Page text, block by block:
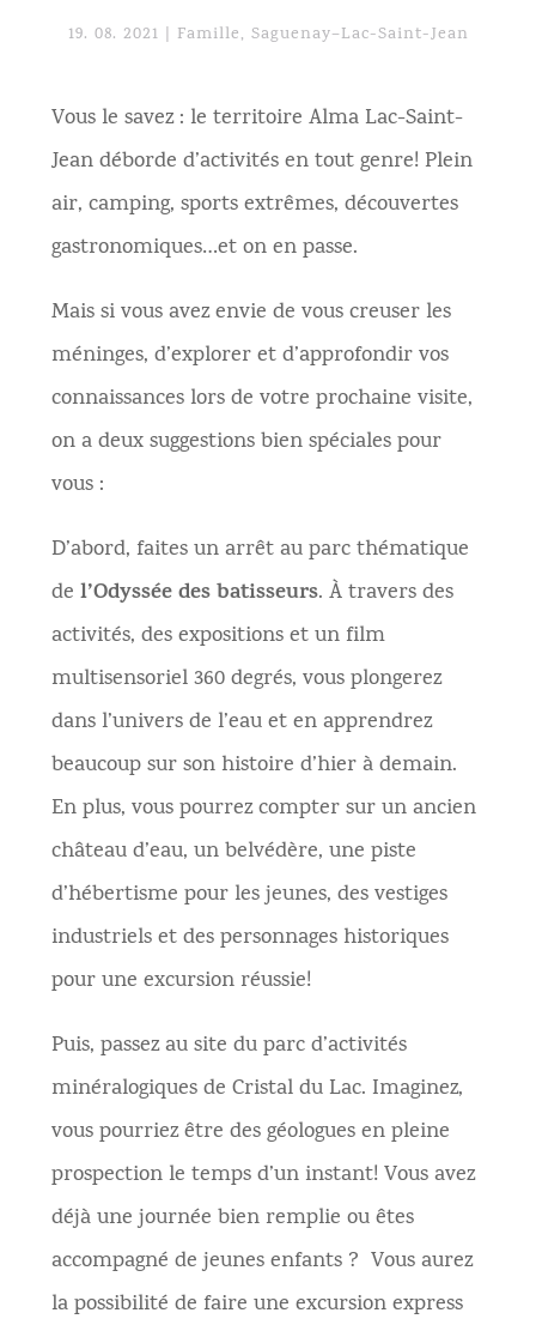
19. 08. 2021 Famille, Saguenay–Lac-Saint-Jean
Vous le savez : le territoire Alma Lac-Saint-
Jean déborde d’activités en tout genre! Plein
air, camping, sports extrêmes, découvertes
gastronomiques…et on en passe.
Mais si vous avez envie de vous creuser les
méninges, d’explorer et d’approfondir vos
connaissances lors de votre prochaine visite,
on a deux suggestions bien spéciales pour
vous :
D’abord, faites un arrêt au parc thématique
de l’Odyssée des batisseurs. À travers des
activités, des expositions et un film
multisensoriel 360 degrés, vous plongerez
dans l’univers de l’eau et en apprendrez
beaucoup sur son histoire d’hier à demain.
En plus, vous pourrez compter sur un ancien
château d’eau, un belvédère, une piste
d’hébertisme pour les jeunes, des vestiges
industriels et des personnages historiques
pour une excursion réussie!
Puis, passez au site du parc d’activités
minéralogiques de Cristal du Lac. Imaginez,
vous pourriez être des géologues en pleine
prospection le temps d’un instant! Vous avez
déjà une journée bien remplie ou êtes
accompagné de jeunes enfants ? Vous aurez
la possibilité de faire une excursion express